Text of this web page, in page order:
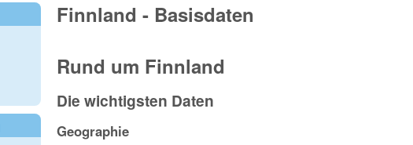
Finnland - Basisdaten
Rund um Finnland
Die wichtigsten Daten
Geographie